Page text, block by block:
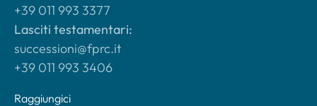
+39 011 993 3377
Lasciti testamentari:
successioni@fprc.it
+39 011 993 3406
Raggiungici